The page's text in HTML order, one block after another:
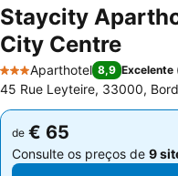
Staycity
City Centre
3 Estrelas
Aparthotel 8,9 Excelente
45 Rue Leyteire, 33000,
de € 65
Consulte os preços de 9
de € 65
Consulte os preços de 9